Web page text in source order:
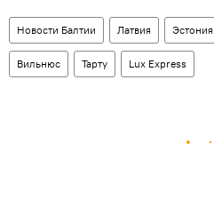
Новости Балтии Латвия Эстония
Вильнюс Тарту Lux Express